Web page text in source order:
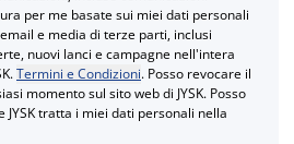
per me basate sui miei dati personali
e media di terze parti, inclusi
nuovi lanci e campagne nell'intera
Termini e Condizioni. Posso revocare il
momento sul sito web di JYSK. Posso
JYSK tratta i miei dati personali nella